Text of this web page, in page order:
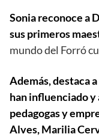
Sonia reconoce a
sus primeros
mundo del Forró
Además, destaca
han influenciado y
pedagogas y
Alves, Marilia